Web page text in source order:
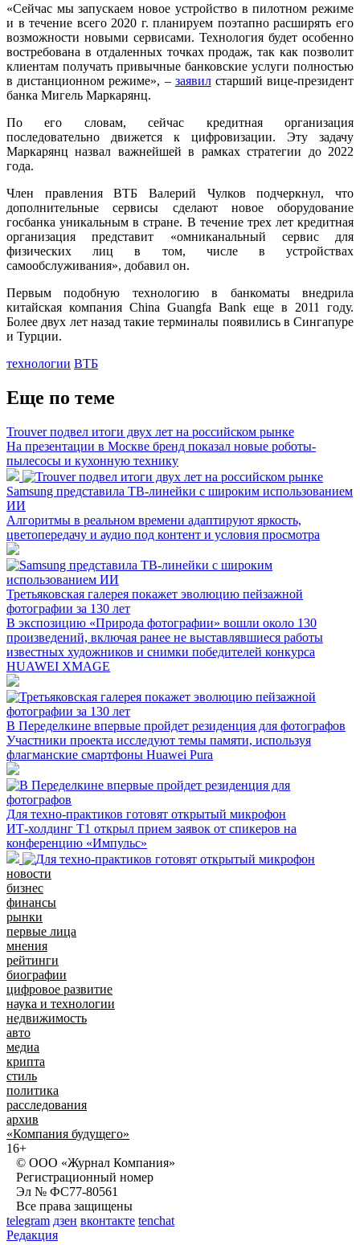
«Сейчас мы запускаем новое устройство в пилотном режиме
и в течение всего 2020 г. планируем поэтапно расширять его
возможности новыми сервисами. Технология будет особенно
востребована в отдаленных точках продаж, так как позволит
клиентам получать привычные банковские услуги полностью
в дистанционном режиме», – заявилстарший вице-президент
банка Мигель Маркарянц.
По его словам, сейчас кредитная организация
последовательно движется к цифровизации. Эту задачу
Маркарянц назвал важнейшей в рамках стратегии до 2022
года.
Член правления ВТБ Валерий Чулков подчеркнул, что
дополнительные сервисы сделают новое оборудование
госбанка уникальным в стране. В течение трех лет кредитная
организация представит «омниканальный сервис для
физических лиц в том, числе в устройствах
самообслуживания», добавил он.
Первым подобную технологию в банкоматы внедрила
китайская компания China Guangfa Bank еще в 2011 году.
Более двух лет назад такие терминалы появились в Сингапуре
и Турции.
технологии ВТБ
Еще по теме
Trouver подвел итоги двух лет на российском рынке
На презентации в Москве бренд показал новые роботы-
пылесосы и кухонную технику
Samsung представила ТВ-линейки с широким использованием
ИИ
Алгоритмы в реальном времени адаптируют яркость,
цветопередачу и аудио под контент и условия просмотра
Третьяковская галерея покажет эволюцию пейзажной
фотографии за 130 лет
В экспозицию «Природа фотографии» вошли около 130
произведений, включая ранее не выставлявшиеся работы
известных художников и снимки победителей конкурса
HUAWEI XMAGE
В Переделкине впервые пройдет резиденция для фотографов
Участники проекта исследуют темы памяти, используя
флагманские смартфоны Huawei Pura
Для техно-практиков готовят открытый микрофон
ИТ-холдинг Т1 открыл прием заявок от спикеров на
конференцию «Импульс»
новости
бизнес
финансы
рынки
первые лица
мнения
рейтинги
биографии
цифровое развитие
наука и технологии
недвижимость
авто
медиа
крипта
стиль
политика
расследования
архив
«Компания будущего»
16+
© ООО «Журнал Компания»
Регистрационный номер
Эл № ФС77-80561
Все права защищены
telegram дзен вконтакте tenchat
Редакция